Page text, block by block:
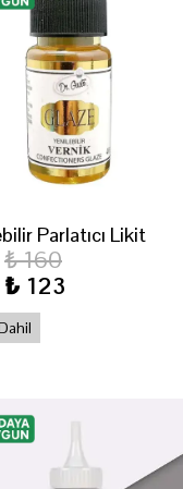
Parlatıcı Likit
₺ 160
₺ 123